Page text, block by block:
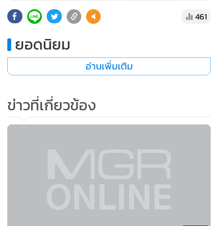
461
ยอดนิยม
อ่านเพิ่มเติม
ข่าวที่เกี่ยวข้อง